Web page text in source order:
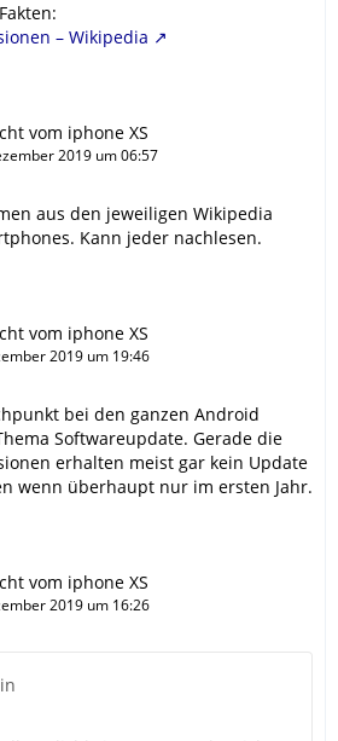
– Wikipedia
vom iphone XS
2019 um 06:57
aus den jeweiligen Wikipedia
Kann jeder nachlesen.
vom iphone XS
2019 um 19:46
bei den ganzen Android
Softwareupdate. Gerade die
erhalten meist gar kein Update
wenn überhaupt nur im ersten Jahr.
vom iphone XS
2019 um 16:26